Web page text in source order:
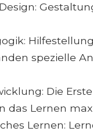
spezielle
Die
das Lernen
Lernen: